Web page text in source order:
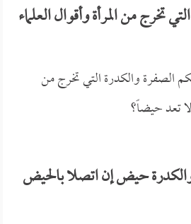
تخرج من المرأة وأقوال العلماء
الصفرة والكدرة التي تخرج من
تعد حيضاً؟
حيض إن اتصلا بالحيض